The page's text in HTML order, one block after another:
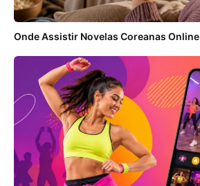
Onde Assistir Novelas Coreanas Online